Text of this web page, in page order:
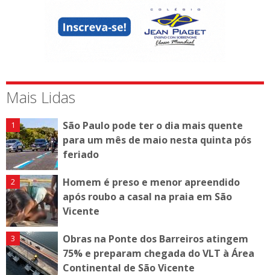
Mais Lidas
São Paulo pode ter o dia mais quente
para um mês de maio nesta quinta pós
feriado
Homem é preso e menor apreendido
após roubo a casal na praia em São
Vicente
Obras na Ponte dos Barreiros atingem
75% e preparam chegada do VLT à Área
Continental de São Vicente